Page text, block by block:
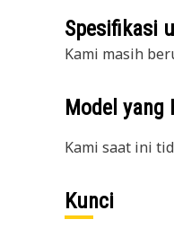
Spesifikasi
Kami masih
Model
Kami saat ini
Kunci